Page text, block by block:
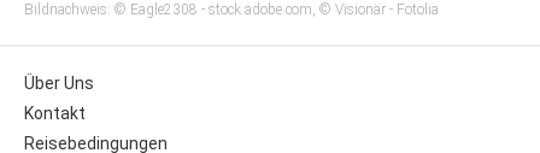
Bildnachweis: © Eagle2308 - stock.adobe.com, © Visionär - Fotolia
Über Uns
Kontakt
Reisebedingungen